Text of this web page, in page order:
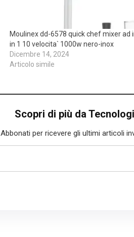
Moulinex dd-6578 quick chef mixer ad
in 1 10 velocita` 1000w nero-inox
Dicembre 14, 2024
Articolo simile
Scopri di più da
Abbonati per ricevere gli ultimi articoli